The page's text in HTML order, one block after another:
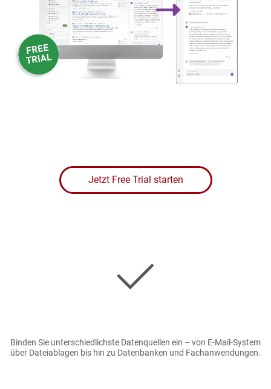
Jetzt Free Trial starten
Binden Sie unterschiedlichste Datenquellen ein – von E-Mail-System
über Dateiablagen bis hin zu Datenbanken und Fachanwendungen.